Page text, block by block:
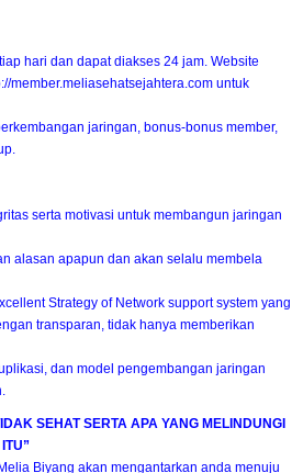
hari dan dapat diakses 24 jam. Website
member.meliasehatsejahtera.com untuk
jaringan, bonus-bonus member,
serta motivasi untuk membangun jaringan
alasan apapun dan akan selalu membela
Strategy of Network support system yang
transparan, tidak hanya memberikan
dan model pengembangan jaringan
SEHAT SERTA APA YANG MELINDUNGI
Biyang akan mengantarkan anda menuju